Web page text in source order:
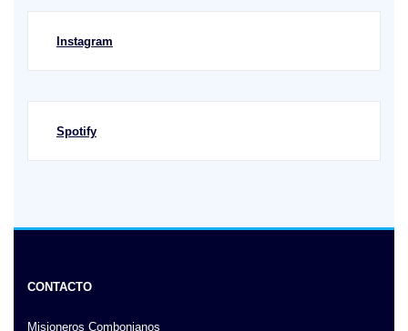
Instagram
Spotify
CONTACTO
Misioneros Combonianos